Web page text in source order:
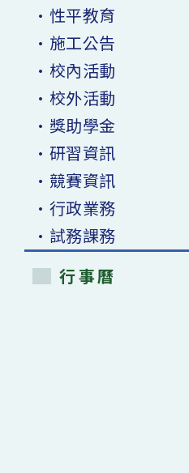
•性平教育
•施工公告
•校內活動
•校外活動
•獎助學金
•研習資訊
•競賽資訊
•行政業務
•試務課務
行事曆